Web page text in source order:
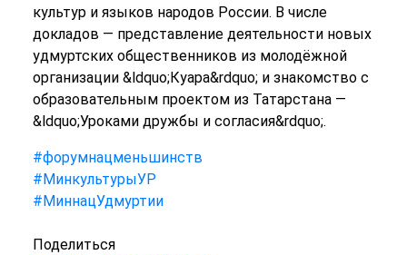
культур и языков народов России. В числе
докладов — представление деятельности новых
удмуртских общественников из молодёжной
организации &ldquo;Куара&rdquo; и знакомство с
образовательным проектом из Татарстана —
&ldquo;Уроками дружбы и согласия&rdquo;.
#форумнацменьшинств
#МинкультурыУР
#МиннацУдмуртии
Поделиться